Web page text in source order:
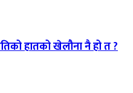
हातको खेलौना नै हो त ?